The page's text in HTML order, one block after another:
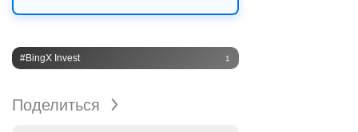
#BingX Invest 1
Поделиться